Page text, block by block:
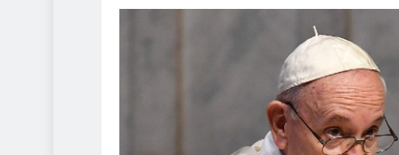
Adulto mayor que
atropellado fue
julio 28, 2026